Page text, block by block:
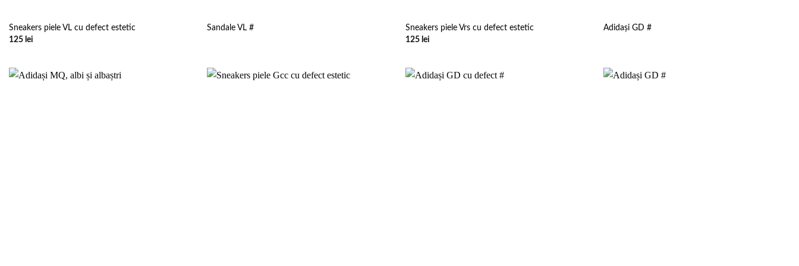
Sneakers piele VL cu defect estetic
125 lei
Sandale VL #
Sneakers piele Vrs cu defect estetic
125 lei
Adidași GD #